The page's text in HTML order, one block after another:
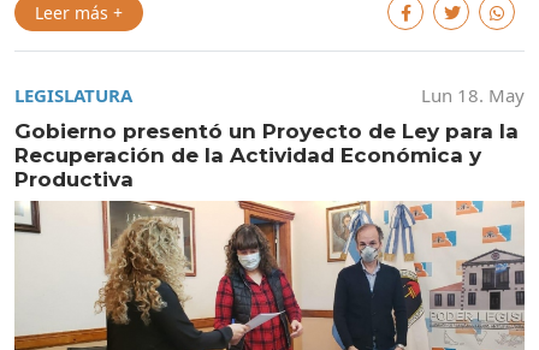
Leer más +
LEGISLATURA
Lun 18. May
Gobierno presentó un Proyecto de Ley para la
Recuperación de la Actividad Económica y
Productiva